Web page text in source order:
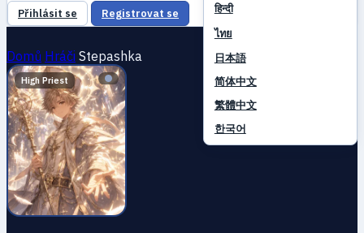
हिन्दी
ไทย
日本語
简体中文
繁體中文
한국어
Přihlásit se Registrovat se
Domů Hráči Stepashka
High Priest